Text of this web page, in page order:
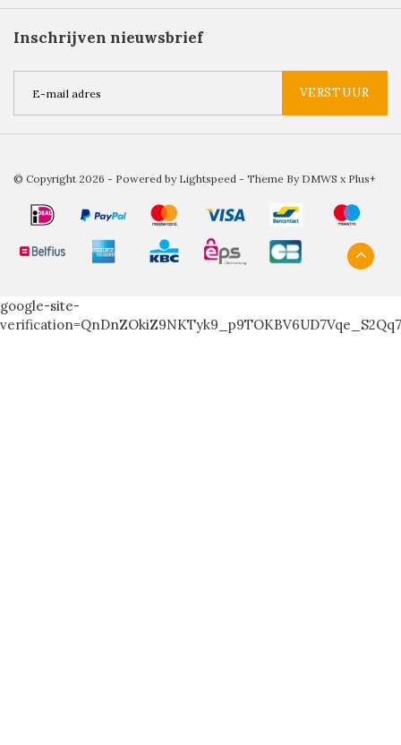
Inschrijven nieuwsbrief
VERSTUUR
© Copyright 2026 - Powered by Lightspeed - Theme By DMWS x Plus+
google-site-